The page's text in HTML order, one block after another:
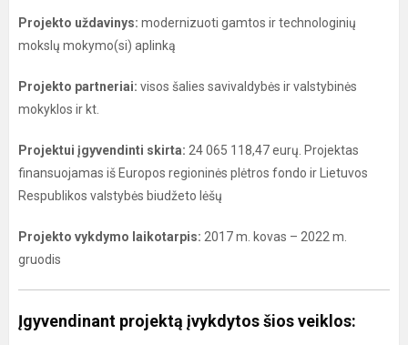
Projekto uždavinys: modernizuoti gamtos ir technologinių
mokslų mokymo(si) aplinką
Projekto partneriai: visos šalies savivaldybės ir valstybinės
mokyklos ir kt.
Projektui įgyvendinti skirta: 24 065 118,47 eurų. Projektas
finansuojamas iš Europos regioninės plėtros fondo ir Lietuvos
Respublikos valstybės biudžeto lėšų
Projekto vykdymo laikotarpis: 2017 m. kovas – 2022 m.
gruodis
Įgyvendinant projektą įvykdytos šios veiklos: